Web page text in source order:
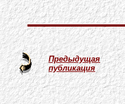
Предыдущая
публикация